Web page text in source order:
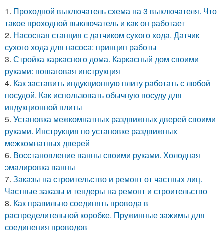
1. Проходной выключатель схема на 3 выключателя. Что
такое проходной выключатель и как он работает
2. Насосная станция с датчиком сухого хода. Датчик
сухого хода для насоса: принцип работы
3. Стройка каркасного дома. Каркасный дом своими
руками: пошаговая инструкция
4. Как заставить индукционную плиту работать с любой
посудой. Как использовать обычную посуду для
индукционной плиты
5. Установка межкомнатных раздвижных дверей своими
руками. Инструкция по установке раздвижных
межкомнатных дверей
6. Восстановление ванны своими руками. Холодная
эмалировка ванны
7. Заказы на строительство и ремонт от частных лиц.
Частные заказы и тендеры на ремонт и строительство
8. Как правильно соединять провода в
распределительной коробке. Пружинные зажимы для
соединения проводов